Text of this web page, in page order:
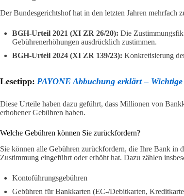
Der Bundesgerichtshof hat in den letzten Jahren mehrfach
BGH-Urteil 2021 (XI ZR 26/20): Die
Gebührenerhöhungen ausdrücklich zustimmen.
BGH-Urteil 2024 (XI ZR 139/23): Konkretisierung
Lesetipp: PAYONE Abbuchung erklärt –
Diese Urteile haben dazu geführt, dass Millionen von
erhobener Gebühren haben.
Welche Gebühren können Sie zurückfordern?
Sie können alle Gebühren zurückfordern, die Ihre Bank in
Zustimmung eingeführt oder erhöht hat. Dazu zählen
Kontoführungsgebühren
Gebühren für Bankkarten (EC-/Debitkarten,